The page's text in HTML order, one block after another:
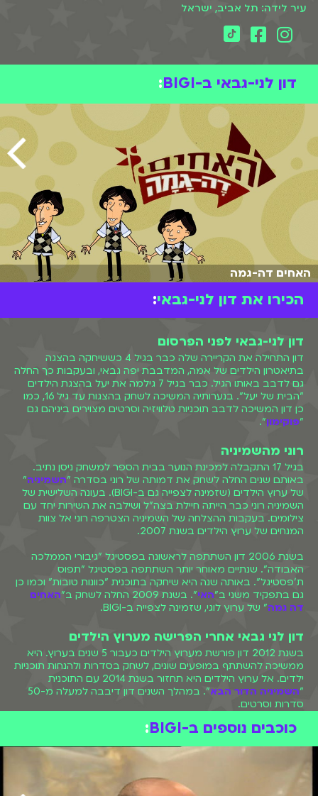
עיר לידה: תל אביב, ישראל
דון לני-גבאי ב-BIGI :
האחים דה-גמה
הכירו את דון לני-גבאי:
דון לני-גבאי לפני הפרסום
דון התחילה את הקריירה שלה כבר בגיל 4 כששיחקה בהצגה
בתיאטרון הילדים של אמה, המדבבת יפה גבאי, ובעקבות כך החלה
גם לדבב באותו הגיל. כבר בגיל 7 גילמה את יעל בהצגת הילדים
"הבית של יעל". בנערותיה המשיכה לשחק בהצגות עד גיל 16, כמו
כן דון המשיכה לדבב תוכניות טלוויזיה וסרטים מצוירים ביניהם גם
"פוקימון".
רוני מהשמיניה
בגיל 17 התקבלה למכינת הנוער בבית הספר למשחק ניסן נתיב.
באותם שנים החלה לשחק את דמותה של רוני בסדרה "השמיניה"
של ערוץ הילדים (שזמינה לצפייה גם ב-BIGI). בעונה השלישית של
השמיניה רוני כבר הייתה חיילת בצה"ל ושילבה את השירות יחד עם
צילומים. בעקבות ההצלחה של השמיניה הצטרפה רוני אל צוות
המנחים של ערוץ הילדים בשנת 2007.
בשנת 2006 דון השתתפה לראשונה בפסטיגל "גיבורי הממלכה
האבודה". שנתיים מאוחר יותר השתתפה בפסטיגל "תפוס
ת'פסטיגל". באותה שנה היא שיחקה בתוכנית "כוונות טובות" וכמו כן
גם בתפקיד משני ב"האי". בשנת 2009 החלה לשחק ב"
האחים
דה גמה" של ערוץ לוגי, שזמינה לצפייה ב-BIGI.
דון לני גבאי אחרי הפרישה מערוץ הילדים
בשנת 2012 דון פורשת מערוץ הילדים כעבור 5 שנים בערוץ. היא
ממשיכה להשתתף במופעים שונים, לשחק בסדרות ולהנחות תוכניות
ילדים. אל ערוץ הילדים היא תחזור בשנת 2014 עם התוכנית
"השמיניה הדור הבא
". במהלך השנים דון דיבבה למעלה מ-50
סדרות וסרטים.
כוכבים נוספים ב-BIGI :